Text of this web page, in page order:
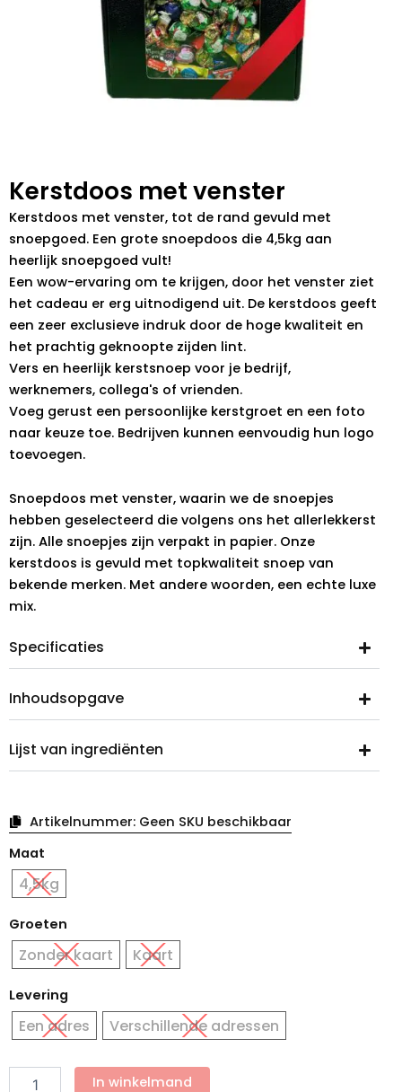
Kerstdoos met venster
Kerstdoos met venster, tot de rand gevuld met
snoepgoed. Een grote snoepdoos die 4,5kg aan
heerlijk snoepgoed vult!
Een wow-ervaring om te krijgen, door het venster ziet
het cadeau er erg uitnodigend uit. De kerstdoos geeft
een zeer exclusieve indruk door de hoge kwaliteit en
het prachtig geknoopte zijden lint.
Vers en heerlijk kerstsnoep voor je bedrijf,
werknemers, collega's of vrienden.
Voeg gerust een persoonlijke kerstgroet en een foto
naar keuze toe. Bedrijven kunnen eenvoudig hun logo
toevoegen.
Snoepdoos met venster, waarin we de snoepjes
hebben geselecteerd die volgens ons het allerlekkerst
zijn. Alle snoepjes zijn verpakt in papier. Onze
kerstdoos is gevuld met topkwaliteit snoep van
bekende merken. Met andere woorden, een echte luxe
mix.
Specificaties
Inhoudsopgave
Lijst van ingrediënten
Artikelnummer: Geen SKU beschikbaar
Maat
4,5kg
Groeten
Zonder kaart Kaart
Levering
Een adres Verschillende adressen
met
venster
hoeveelheid
In winkelmand